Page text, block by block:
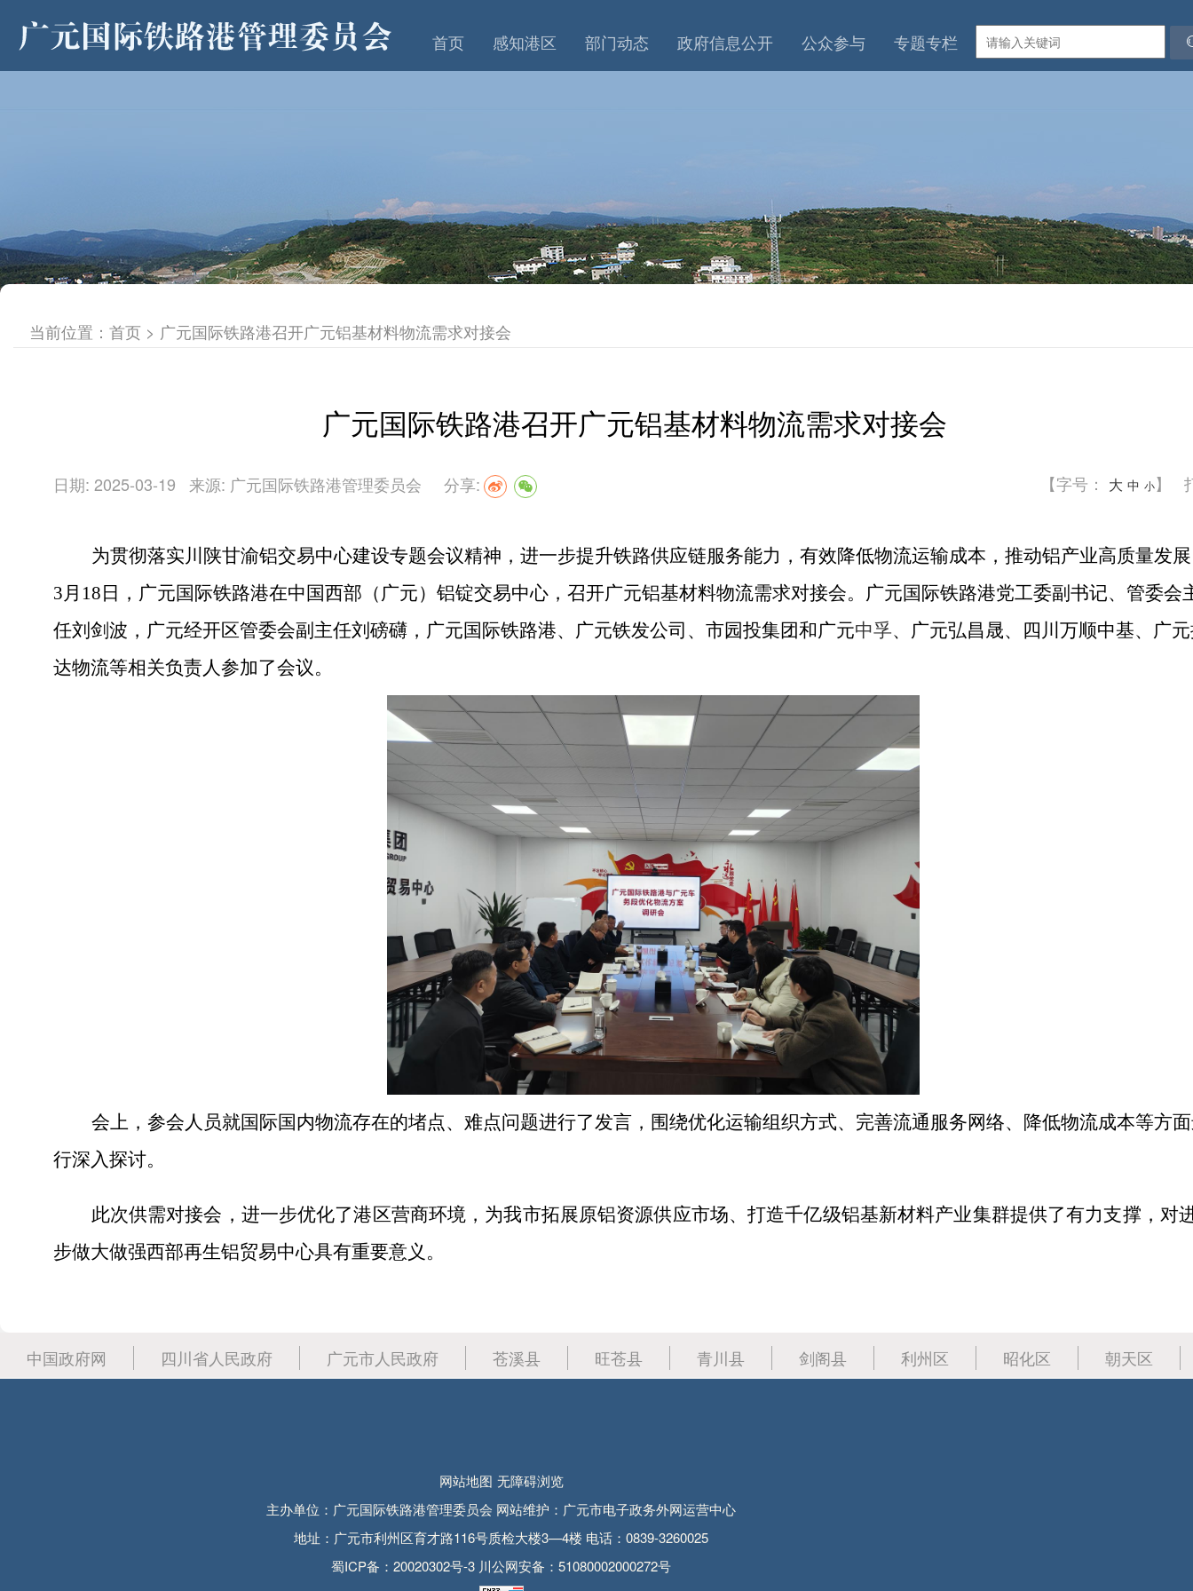
首页 感知港区 部门动态 政府信息公开 公众参与 专题专栏
当前位置： 首页 > 广元国际铁路港召开广元铝基材料物流需求对接会
广元国际铁路港召开广元铝基材料物流需求对接会
日期: 2025-03-19 来源: 广元国际铁路港管理委员会 分享: 【字号： 大 中 小】
为贯彻落实川陕甘渝铝交易中心建设专题会议精神，进一步提升铁路供应链服务能力，有效降低物流运输成本，推动铝产业高质量发
3月18日，广元国际铁路港在中国西部（广元）铝锭交易中心，召开广元铝基材料物流需求对接会。广元国际铁路港党工委副书记、管委会
任刘剑波，广元经开区管委会副主任刘磅礴，广元国际铁路港、广元铁发公司、市园投集团和广元中孚、广元弘昌晟、四川万顺中基、广
达物流等相关负责人参加了会议。
会上，参会人员就国际国内物流存在的堵点、难点问题进行了发言，围绕优化运输组织方式、完善流通服务网络、降低物流成本等方
行深入探讨。
此次供需对接会，进一步优化了港区营商环境，为我市拓展原铝资源供应市场、打造千亿级铝基新材料产业集群提供了有力支撑，对
步做大做强西部再生铝贸易中心具有重要意义。
中国政府网 四川省人民政府 广元市人民政府 苍溪县 旺苍县 青川县 剑阁县 利州区 昭化区 朝天区
网站地图 无障碍浏览
主办单位：广元国际铁路港管理委员会 网站维护：广元市电子政务外网运营中心
地址：广元市利州区育才路116号质检大楼3—4楼 电话：0839-3260025
蜀ICP备：20020302号-3 川公网安备：51080002000272号